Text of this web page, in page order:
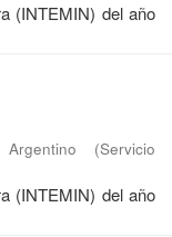
(INTEMIN) del año
(Servicio
(INTEMIN) del año